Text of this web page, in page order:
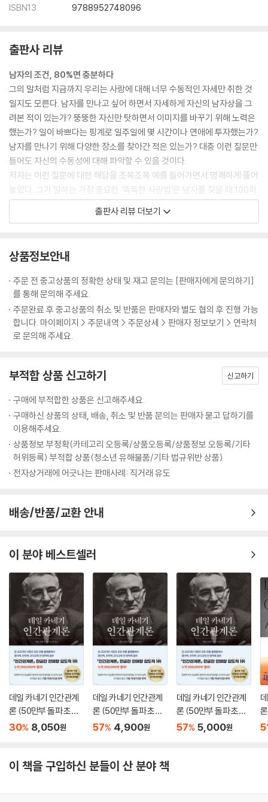
여자의 본능적인 안목으로 남자를 보자
항상 나를 존중하고 소중하게 대할까?
내가 바라는 남자의 조건에 얼마나 맞을까?
그를 파악하는 지름길은 진실한 대화다
8장 평생 후회 없는 남자 선택하기
결혼 후 후회하지 않는 최선의 남자 고르기
확실히 내 남자로 만드는 마지막 협상 기술
9장 오래된 사랑 재충전하기
차갑게 식어버린 사이, 다시 불을 지펴라
오래된 연인일수록 서로의 욕구를 파악하라
연인 관계를 더욱 돈독하게 만드는 방법
남녀 사이에는 항상 갈등과 사랑이 공존한다
epilogue
ISBN13
9788952748096
출판사 리뷰
남자의 조건, 80%면 충분하다
그의 말처럼 지금까지 우리는 사랑에 대해 너무 수동적인 자세만 취한 것
일지도 모른다. 남자를 만나고 싶어 하면서 자세하게 자신의 남자상을 그
려본 적이 있는가? 뚱뚱한 자신만 탓하면서 이미지를 바꾸기 위해 노력은
했는가? 일이 바쁘다는 핑계로 일주일에 몇 시간이나 연애에 투자했는가?
남자를 만나기 위해 다양한 장소를 찾아간 적은 있는가? 대충 이런 질문만
들어도 자신의 수동성에 대해 파악할 수 있을 것이다.
저자는 이런 질문에 대한 해답을 조목조목 예를 들어가면서 명쾌하게 풀어
놓았다. 그가 말하는 가장 중요한 ‘똑똑한 사랑법’은 남자를 찾을 때 100퍼
센트 완벽남을 찾기보다는 80퍼센트 조건의 남자를 찾으라고 충고하고
있다. 눈을 낮추라는 것이 아니다. 눈높이는 더욱 까다롭게 높이되 그 조건
100퍼센트 완벽한 사람을 찾는 시간에 80퍼센트는 남자도 놓치고, 결국
60퍼센트도 충족시키지 못하는 사람을 만나 한탄하며 살지도 모르는 일
이기 때문이다. 완벽한 남자는 존재하지 않는다. 닥터 필의 똑똑한 사랑법
은 서로의 부족함을 함께 채워가면서 영원히 노력하며 살아가는 것이지,
있지도 않는 완벽남을 찾아 인생을 허비하거나 허상의 남자를 만나 후회하
지는 말라는 것이다.
남자가 쓴 진정한 여자연애백서
만의 욕구와 두려움이 소개되어 있다. 뿐만 아니라 남자들의 말과 행동을
분석하는 법도 담겨 있다. 남자들의 실체 폭로(?)야말로 여자들이 꼭 읽어
야 할 여자연애방법이 아닐까.
또한 이 책은 솔로 여성들의 연애론만을 다루고 있지는 않다. 사랑이 돈 문
제, 직장 문제, 일상의 자잘한 문제들에 치이다 보면 예전의 두근거림은 어
느새 사라지기 마련이다. 그것은 더 이상 사랑이 아니다. 필 박사는 사랑의
고 있다.
누구나 짝은 있다. 그리고 누구나 사랑과 기쁨으로 충만한 관계를 맺을 수
으로 가득한 관계를 이룰 수 있는 비법이 숨겨져 있으며, 이미 사랑을 하고
있는 사람들이 새로운 열정을 불태울 수 있는 방법까지 소개되어 있다.
출판사 리뷰 더보기
상품정보안내
주문 전 중고상품의 정확한 상태 및 재고 문의는 [판매자에게 문의하기]
를 통해 문의해 주세요.
주문완료 후 중고상품의 취소 및 반품은 판매자와 별도 협의 후 진행 가능
합니다. 마이페이지 > 주문내역 > 주문상세 > 판매자 정보보기 > 연락처
로 문의해 주세요.
부적합 상품 신고하기 신고하기
구매에 부적합한 상품은 신고해주세요.
구매하신 상품의 상태, 배송, 취소 및 반품 문의는 판매자 묻고 답하기를
이용해주세요.
상품정보 부정확(카테고리 오등록/상품오등록/상품정보 오등록/기타
허위등록) 부적합 상품(청소년 유해물품/기타 법규위반 상품)
전자상거래에 어긋나는 판매사례: 직거래 유도
배송/반품/교환 안내
이 분야 베스트셀러
데일 카네기 인간관계
론 (50만부 돌파 초판
무삭제 완역본)
30% 8,050원
데일 카네기 인간관계
론 (50만부 돌파 초판
무삭제 완역본)
57% 4,900원
데일 카네기 인간관계
론 (50만부 돌파 초판
무삭제 완역본)
57% 5,000원
론
이 책을 구입하신 분들이 산 분야 책